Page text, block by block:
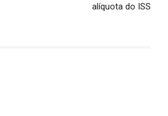
alíquota do ISS